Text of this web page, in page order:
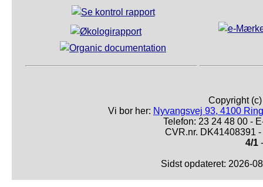
Copyright
Vi bor her: Nyvangsvej 93, 4100
Telefon: 23 24 48 00 -
CVR.nr. DK41408391
4/1
Sidst opdateret: 2026-